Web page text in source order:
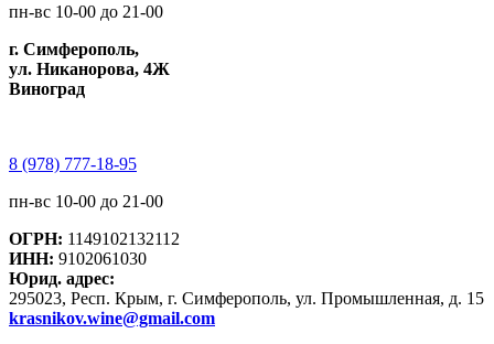
пн-вс 10-00 до 21-00
г. Симферополь,
ул. Никанорова, 4Ж
Виноград
8 (978) 777-18-95
пн-вс 10-00 до 21-00
ОГРН: 1149102132112
ИНН: 9102061030
Юрид. адрес:
295023, Респ. Крым, г. Симферополь, ул. Промышленная, д. 15
krasnikov.wine@gmail.com